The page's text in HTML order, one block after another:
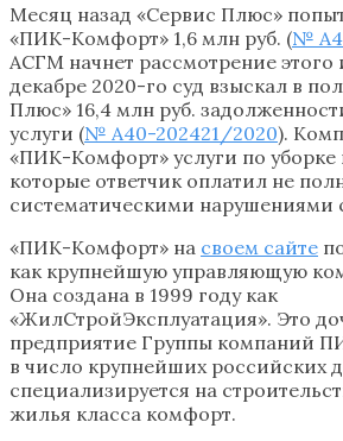
Месяц назад «Сервис Плюс»
«ПИК-Комфорт» 1,6 млн руб. (№
АСГМ начнет рассмотрение этого
декабре 2020-го суд взыскал в
Плюс» 16,4 млн руб.
услуги (№ А40-202421/2020).
«ПИК-Комфорт» услуги по уборке
которые ответчик оплатил не
систематическими нарушениями
«ПИК-Комфорт» на своем сайте
как крупнейшую управляющую
Она создана в 1999 году как
«ЖилСтройЭксплуатация». Это
предприятие Группы компаний
в число крупнейших российских
специализируется на
жилья класса комфорт.